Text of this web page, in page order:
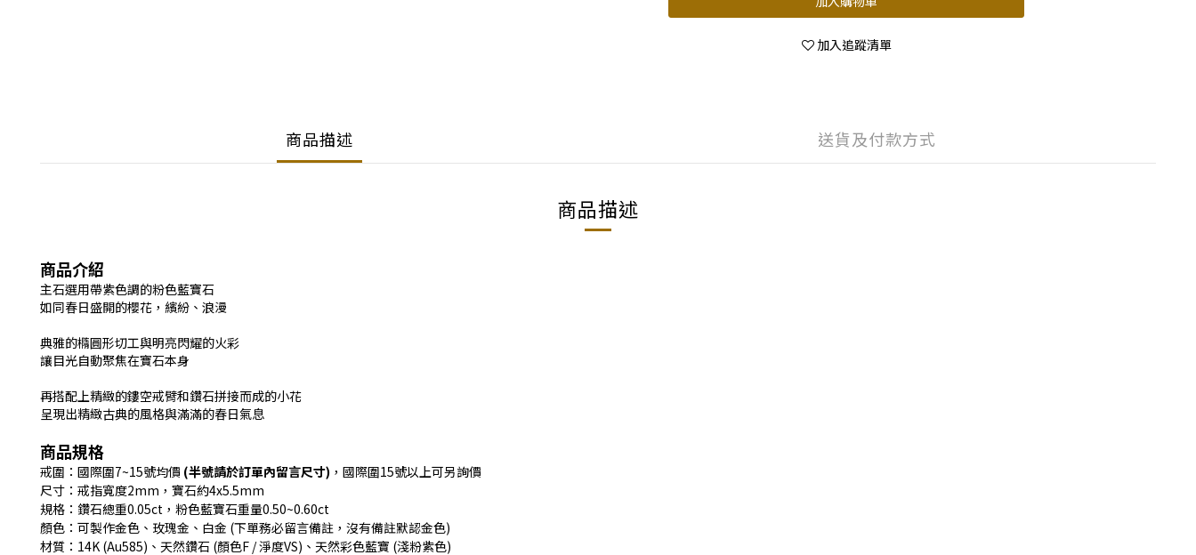
加入追蹤清單
商品描述 送貨及付款方式
商品描述
商品介紹
主石選用帶紫色調的粉色藍寶石
如同春日盛開的櫻花，繽紛、浪漫
典雅的橢圓形切工與明亮閃耀的火彩
讓目光自動聚焦在寶石本身
再搭配上精緻的鏤空戒臂和鑽石拼接而成的小花
呈現出精緻古典的風格與滿滿的春日氣息
商品規格
戒圍：國際圍7~15號均價 (半號請於訂單內留言尺寸) ，國際圍15號以上可另詢價
尺寸：戒指寬度2mm，寶石約4x5.5mm
規格：鑽石總重0.05ct，粉色藍寶石重量0.50~0.60ct
顏色：可製作金色、玫瑰金、白金 (下單務必留言備註，沒有備註默認金色)
材質：14K (Au585)、天然鑽石 (顏色F / 淨度VS)、天然彩色藍寶 (淺粉紫色)